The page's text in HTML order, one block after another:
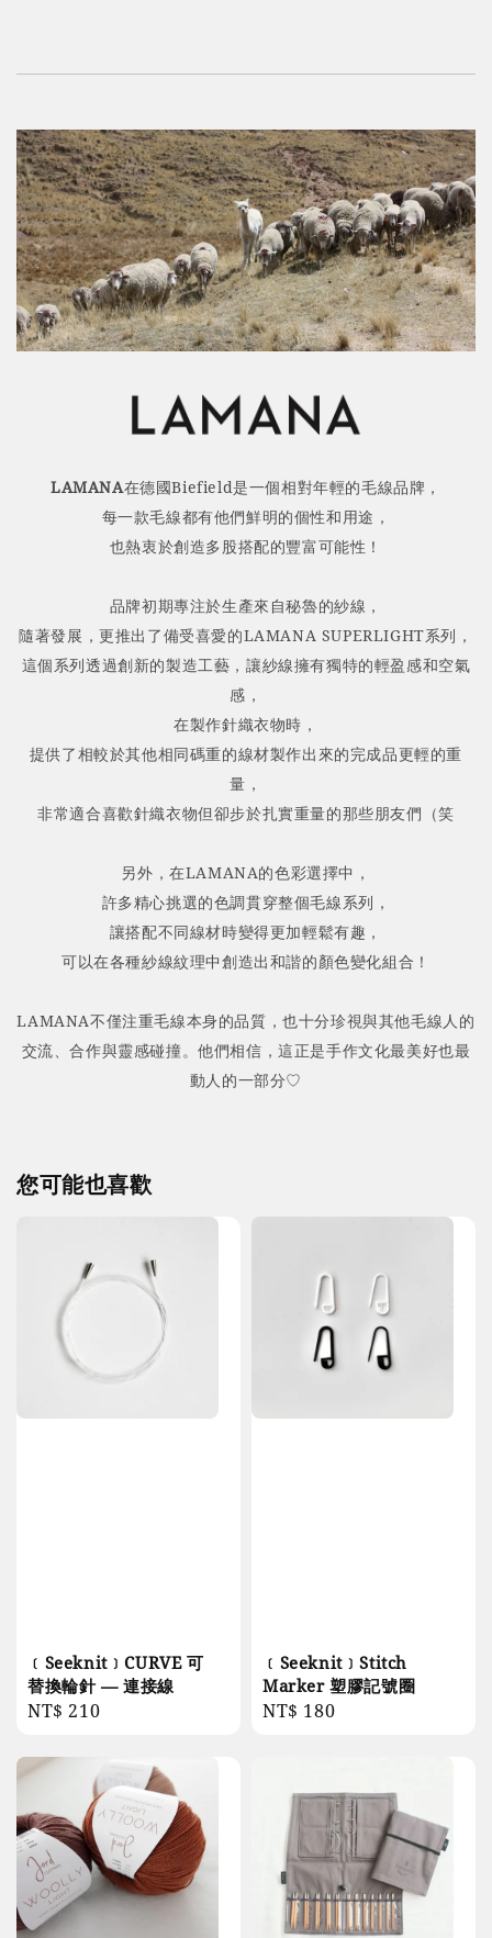
LAMANA在德國Biefield是一個相對年輕的毛線品牌，
每一款毛線都有他們鮮明的個性和用途，
也熱衷於創造多股搭配的豐富可能性！
品牌初期專注於生產來自秘魯的紗線，
隨著發展，更推出了備受喜愛的LAMANA SUPERLIGHT系列，
這個系列透過創新的製造工藝， 讓紗線擁有獨特的輕盈感和空氣
感，
在製作針織衣物時，
提供了相較於其他相同碼重的線材製作出來的完成品更輕的重
量，
非常適合喜歡針織衣物但卻步於扎實重量的那些朋友們（笑
另外，在LAMANA的色彩選擇中，
許多精心挑選的色調貫穿整個毛線系列，
讓搭配不同線材時變得更加輕鬆有趣，
可以在各種紗線紋理中創造出和諧的顏色變化組合！
LAMANA不僅注重毛線本身的品質，也十分珍視與其他毛線人的
交流、合作與靈感碰撞。他們相信，這正是手作文化最美好也最
動人的一部分♡
您可能也喜歡
﹝Seeknit﹞CURVE 可
替換輪針 — 連接線
Regular
NT$ 210
﹝Seeknit﹞Stitch
Marker 塑膠記號圈
Regular
NT$ 180